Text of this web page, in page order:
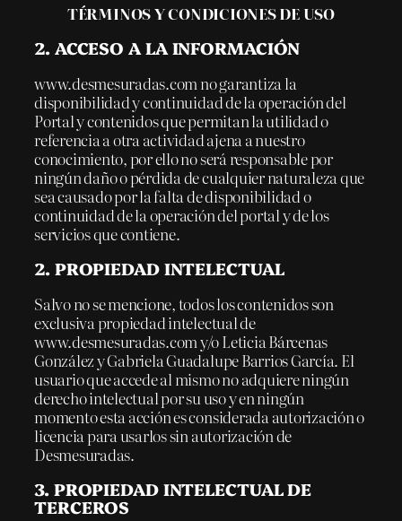
TÉRMINOS Y CONDICIONES DE USO
2. ACCESO A LA INFORMACIÓN
www.desmesuradas.com no garantiza la
disponibilidad y continuidad de la operación del
Portal y contenidos que permitan la utilidad o
referencia a otra actividad ajena a nuestro
conocimiento, por ello no será responsable por
ningún daño o pérdida de cualquier naturaleza que
sea causado por la falta de disponibilidad o
continuidad de la operación del portal y de los
servicios que contiene.
2. PROPIEDAD INTELECTUAL
Salvo no se mencione, todos los contenidos son
exclusiva propiedad intelectual de
www.desmesuradas.com y/o Leticia Bárcenas
González y Gabriela Guadalupe Barrios García. El
usuario que accede al mismo no adquiere ningún
derecho intelectual por su uso y en ningún
momento esta acción es considerada autorización o
licencia para usarlos sin autorización de
Desmesuradas.
3. PROPIEDAD INTELECTUAL DE
TERCEROS